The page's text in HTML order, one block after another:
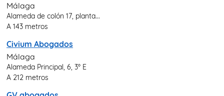
Málaga
Alameda de colón 17, planta...
A 143 metros
Civium Abogados
Málaga
Alameda Principal, 6, 3º E
A 212 metros